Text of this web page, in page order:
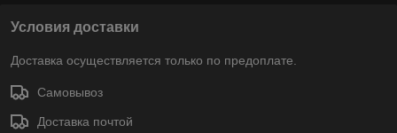
Условия доставки
Доставка осуществляется только по предоплате.
Самовывоз
Доставка почтой